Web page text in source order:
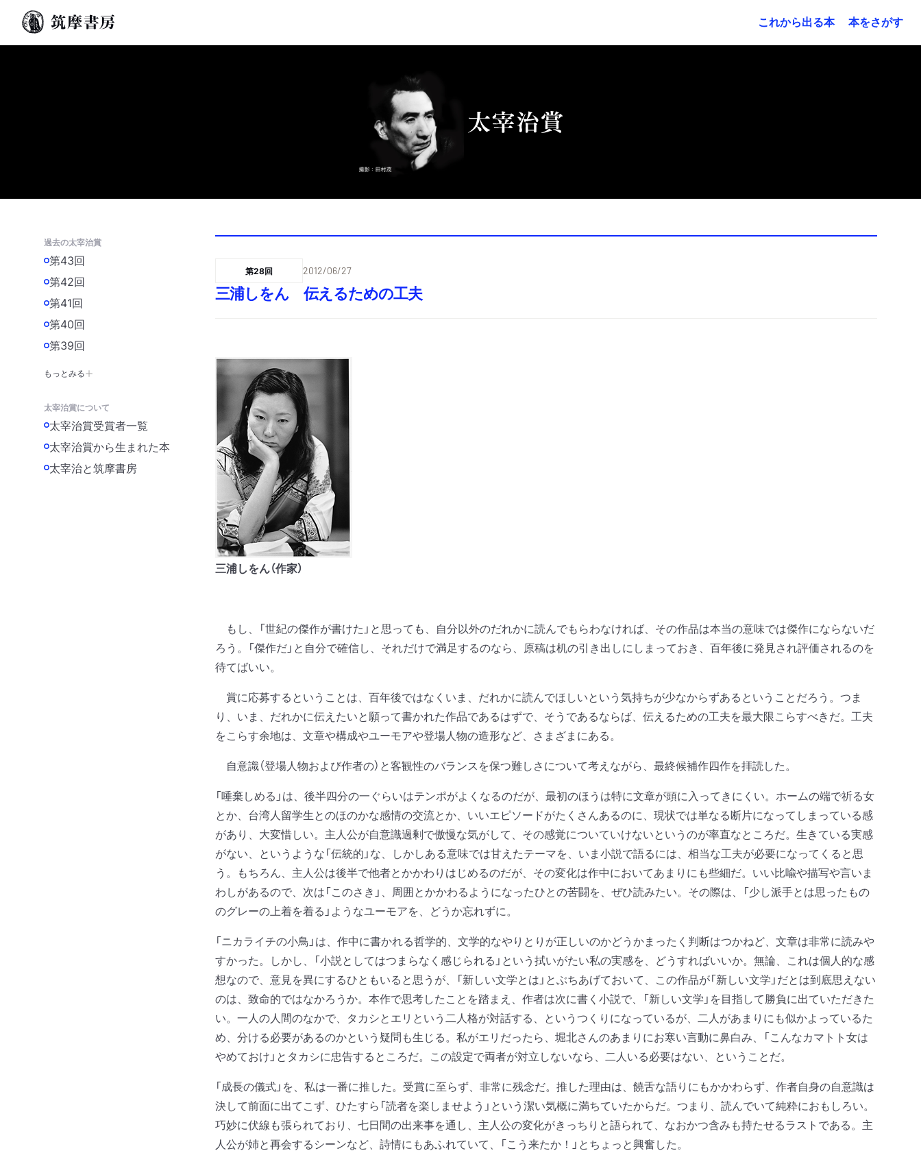
これから出る本 本をさがす
過去の太宰治賞
第43回
第42回
第41回
第40回
第39回
もっとみる
太宰治賞について
太宰治賞受賞者一覧
太宰治賞から生まれた本
太宰治と筑摩書房
第28回 2012/06/27
三浦しをん 伝えるための工夫
三浦しをん（作家）
もし、「世紀の傑作が書けた」と思っても、自分以外のだれかに読んでもらわなければ、その作品は本当の意味では傑作にならないだ
ろう。「傑作だ」と自分で確信し、それだけで満足するのなら、原稿は机の引き出しにしまっておき、百年後に発見され評価されるのを
待てばいい。
賞に応募するということは、百年後ではなくいま、だれかに読んでほしいという気持ちが少なからずあるということだろう。つま
り、いま、だれかに伝えたいと願って書かれた作品であるはずで、そうであるならば、伝えるための工夫を最大限こらすべきだ。工夫
をこらす余地は、文章や構成やユーモアや登場人物の造形など、さまざまにある。
自意識（登場人物および作者の）と客観性のバランスを保つ難しさについて考えながら、最終候補作四作を拝読した。
「唾棄しめる」は、後半四分の一ぐらいはテンポがよくなるのだが、最初のほうは特に文章が頭に入ってきにくい。ホームの端で祈る女
とか、台湾人留学生とのほのかな感情の交流とか、いいエピソードがたくさんあるのに、現状では単なる断片になってしまっている感
があり、大変惜しい。主人公が自意識過剰で傲慢な気がして、その感覚についていけないというのが率直なところだ。生きている実感
がない、というような「伝統的」な、しかしある意味では甘えたテーマを、いま小説で語るには、相当な工夫が必要になってくると思
う。もちろん、主人公は後半で他者とかかわりはじめるのだが、その変化は作中においてあまりにも些細だ。いい比喩や描写や言いま
わしがあるので、次は「このさき」、周囲とかかわるようになったひとの苦闘を、ぜひ読みたい。その際は、「少し派手とは思ったもの
のグレーの上着を着る」ようなユーモアを、どうか忘れずに。
「ニカライチの小鳥」は、作中に書かれる哲学的、文学的なやりとりが正しいのかどうかまったく判断はつかねど、文章は非常に読みや
すかった。しかし、「小説としてはつまらなく感じられる」という拭いがたい私の実感を、どうすればいいか。無論、これは個人的な感
想なので、意見を異にするひともいると思うが、「新しい文学とは」とぶちあげておいて、この作品が「新しい文学」だとは到底思えない
のは、致命的ではなかろうか。本作で思考したことを踏まえ、作者は次に書く小説で、「新しい文学」を目指して勝負に出ていただきた
い。一人の人間のなかで、タカシとエリという二人格が対話する、というつくりになっているが、二人があまりにも似かよっているた
め、分ける必要があるのかという疑問も生じる。私がエリだったら、堀北さんのあまりにお寒い言動に鼻白み、「こんなカマトト女は
やめておけ」とタカシに忠告するところだ。この設定で両者が対立しないなら、二人いる必要はない、ということだ。
「成長の儀式」を、私は一番に推した。受賞に至らず、非常に残念だ。推した理由は、饒舌な語りにもかかわらず、作者自身の自意識は
決して前面に出てこず、ひたすら「読者を楽しませよう」という潔い気概に満ちていたからだ。つまり、読んでいて純粋におもしろい。
巧妙に伏線も張られており、七日間の出来事を通し、主人公の変化がきっちりと語られて、なおかつ含みも持たせるラストである。主
人公が姉と再会するシーンなど、詩情にもあふれていて、「こう来たか！」とちょっと興奮した。